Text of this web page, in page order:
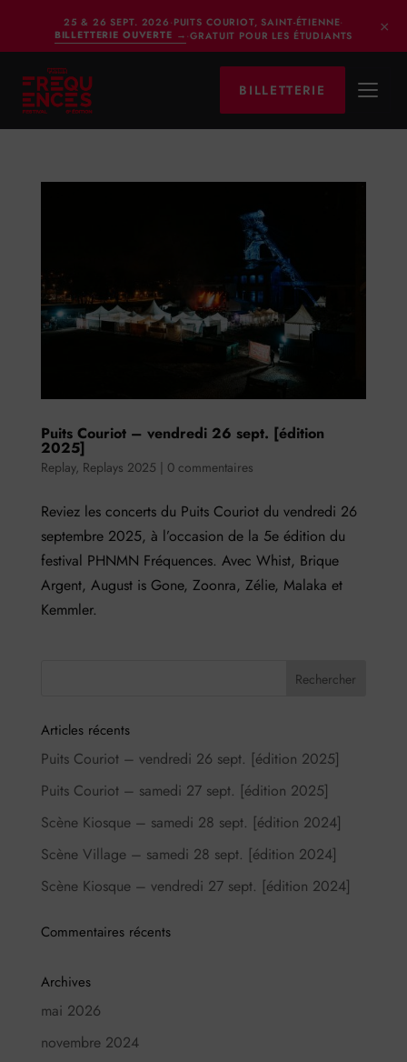
25 & 26 SEPT. 2026 · PUITS COURIOT, SAINT-ÉTIENNE·
BILLETTERIE OUVERTE → ·GRATUIT POUR LES ÉTUDIANTS ×
BILLETTERIE
Puits Couriot – vendredi 26 sept. [édition
2025]
Replay, Replays 2025 | 0 commentaires
Reviez les concerts du Puits Couriot du vendredi 26
septembre 2025, à l’occasion de la 5e édition du
festival PHNMN Fréquences. Avec Whist, Brique
Argent, August is Gone, Zoonra, Zélie, Malaka et
Kemmler.
Articles récents
Puits Couriot – vendredi 26 sept. [édition 2025]
Puits Couriot – samedi 27 sept. [édition 2025]
Scène Kiosque – samedi 28 sept. [édition 2024]
Scène Village – samedi 28 sept. [édition 2024]
Scène Kiosque – vendredi 27 sept. [édition 2024]
Commentaires récents
Archives
mai 2026
novembre 2024